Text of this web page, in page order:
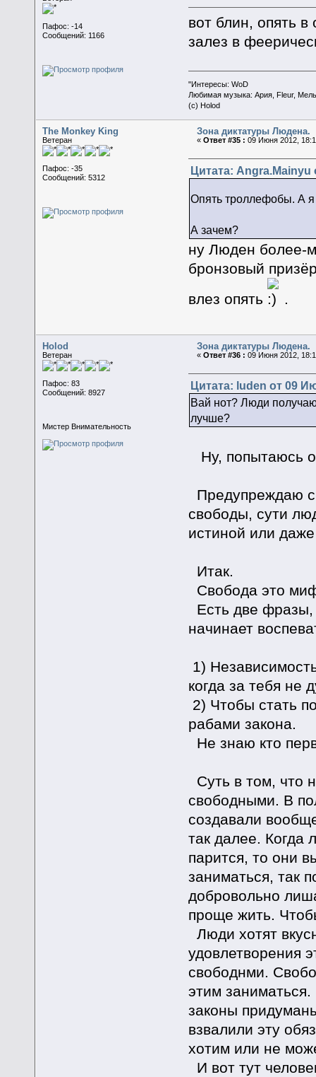
Пафос: -14
Сообщений: 1166
вот блин, опять
залез в
"Интересы: WoD
Любимая музыка: Ария, Fleur,
(c) Holod
The Monkey King
Ветеран
Пафос: -35
Сообщений: 5312
Зона диктатуры Людена.
«Ответ #35 : 09 Июня 2012,
Цитата: Angra.Mainyu
Опять троллефобы. А
А зачем?
ну Люден более-
бронзовый
влез опять
.
Holod
Ветеран
Пафос: 83
Сообщений: 8927
Мистер Внимательность
Зона диктатуры Людена.
«Ответ #36 : 09 Июня 2012,
Цитата: luden от 09
Вай нот? Люди
лучше?
Ну, попытаюсь
Предупреждаю
свободы, сути
истиной или
Итак.
Свобода это
Есть две фразы,
начинает
1)
когда за тебя не
2) Чтобы стать
рабами закона.
Не знаю кто
Суть в том, что
свободными. В
создавали
так далее. Когда
парится, то они
заниматься, так
добровольно
проще жить.
Люди хотят
удовлетворения
свободнми.
этим
законы
взвалили эту
хотим или не
И вот тут